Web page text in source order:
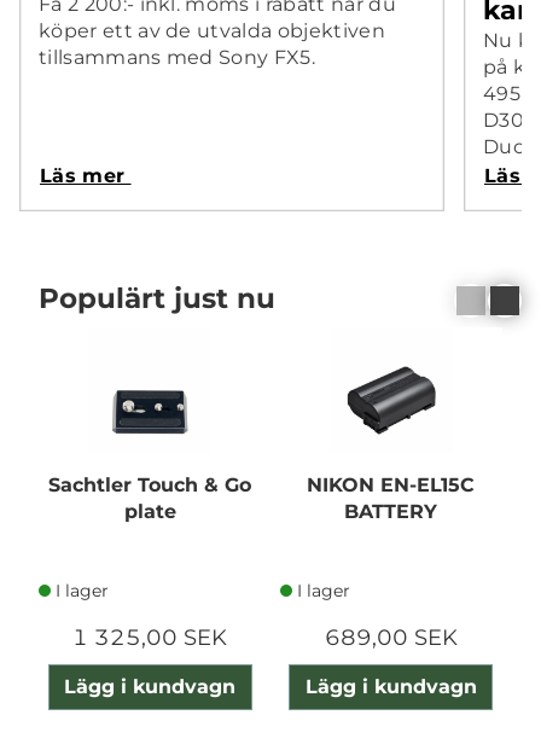
köper ett av de utvalda objektiven
tillsammans med Sony FX5.
Läs mer
Nu
på
495:-
D30
Duo
Läs
Populärt just nu
Sachtler Touch & Go
plate
I lager
1 325,00 SEK
Lägg i kundvagn
NIKON EN-EL15C
BATTERY
I lager
689,00 SEK
Lägg i kundvagn